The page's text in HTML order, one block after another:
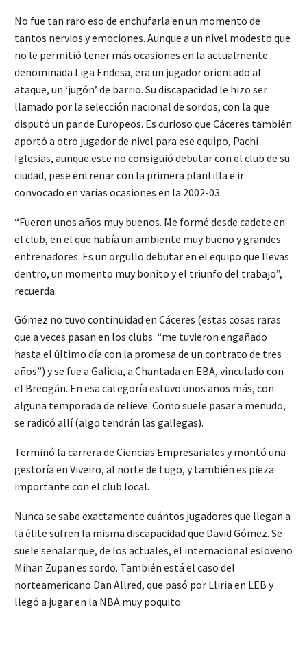
No fue tan raro eso de enchufarla en un momento de
tantos nervios y emociones. Aunque a un nivel modesto que
no le permitió tener más ocasiones en la actualmente
denominada Liga Endesa, era un jugador orientado al
ataque, un ‘jugón’ de barrio. Su discapacidad le hizo ser
llamado por la selección nacional de sordos, con la que
disputó un par de Europeos. Es curioso que Cáceres también
aportó a otro jugador de nivel para ese equipo, Pachi
Iglesias, aunque este no consiguió debutar con el club de su
ciudad, pese entrenar con la primera plantilla e ir
convocado en varias ocasiones en la 2002-03.
“Fueron unos años muy buenos. Me formé desde cadete en
el club, en el que había un ambiente muy bueno y grandes
entrenadores. Es un orgullo debutar en el equipo que llevas
dentro, un momento muy bonito y el triunfo del trabajo”,
recuerda.
Gómez no tuvo continuidad en Cáceres (estas cosas raras
que a veces pasan en los clubs: “me tuvieron engañado
hasta el último día con la promesa de un contrato de tres
años”) y se fue a Galicia, a Chantada en EBA, vinculado con
el Breogán. En esa categoría estuvo unos años más, con
alguna temporada de relieve. Como suele pasar a menudo,
se radicó allí (algo tendrán las gallegas).
Terminó la carrera de Ciencias Empresariales y montó una
gestoría en Viveiro, al norte de Lugo, y también es pieza
importante con el club local.
Nunca se sabe exactamente cuántos jugadores que llegan a
la élite sufren la misma discapacidad que David Gómez. Se
suele señalar que, de los actuales, el internacional esloveno
Mihan Zupan es sordo. También está el caso del
norteamericano Dan Allred, que pasó por Lliria en LEB y
llegó a jugar en la NBA muy poquito.